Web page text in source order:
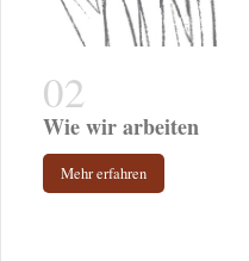
Wie wir arbeiten
Mehr erfahren